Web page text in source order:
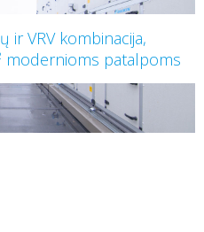
ir VRV kombinacija,
modernioms patalpoms